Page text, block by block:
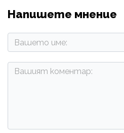
Напишете мнение